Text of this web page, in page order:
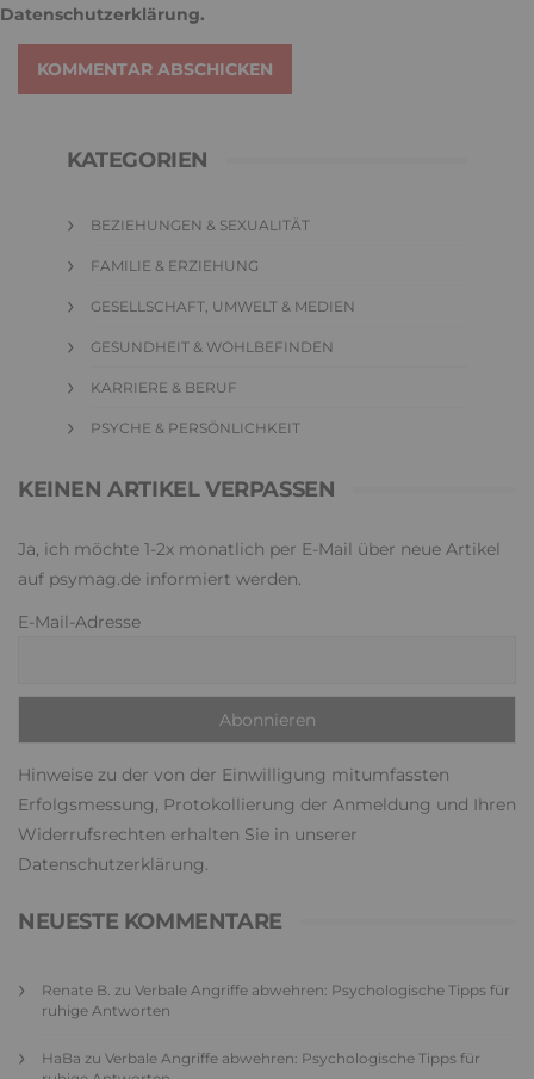
Datenschutzerklärung.
KOMMENTAR ABSCHICKEN
KATEGORIEN
BEZIEHUNGEN & SEXUALITÄT
FAMILIE & ERZIEHUNG
GESELLSCHAFT, UMWELT & MEDIEN
GESUNDHEIT & WOHLBEFINDEN
KARRIERE & BERUF
PSYCHE & PERSÖNLICHKEIT
KEINEN ARTIKEL VERPASSEN
Ja, ich möchte 1-2x monatlich per E-Mail über neue Artikel
auf psymag.de informiert werden.
E-Mail-Adresse
Hinweise zu der von der Einwilligung mitumfassten
Erfolgsmessung, Protokollierung der Anmeldung und Ihren
Widerrufsrechten erhalten Sie in unserer
Datenschutzerklärung.
NEUESTE KOMMENTARE
Renate B. zu Verbale Angriffe abwehren: Psychologische Tipps für
ruhige Antworten
HaBa zu Verbale Angriffe abwehren: Psychologische Tipps für